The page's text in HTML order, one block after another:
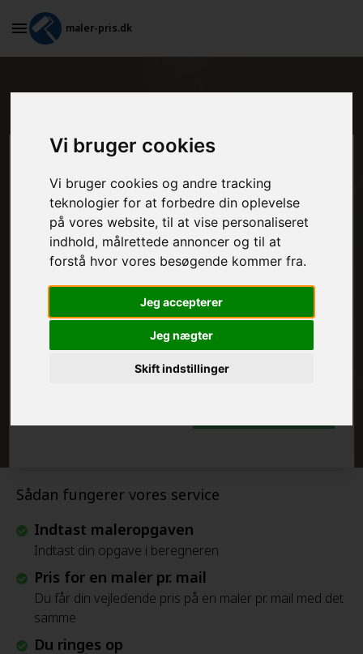
Vi bruger cookies
Vi bruger cookies og andre tracking
teknologier for at forbedre din oplevelse
på vores website, til at vise personaliseret
indhold, målrettede annoncer og til at
forstå hvor vores besøgende kommer fra.
Jeg accepterer
Jeg nægter
Skift indstillinger
maler-pris.dk
Sådan fungerer vores service
Indtast maleropgaven
Indtast din opgave i beregneren
Pris for en maler pr. mail
Du får din vejledende pris på en maler pr. mail med det
samme
Du ringes op
MALEROPGAVER - INDVENDIGT:
MALEROPGAVER - UDVENDIGT:
FRAFLYTNINGSPAKKE: